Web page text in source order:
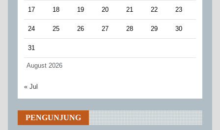
August 2026
17 18 19 20 21 22 23
24 25 26 27 28 29 30
31
« Jul
PENGUNJUNG